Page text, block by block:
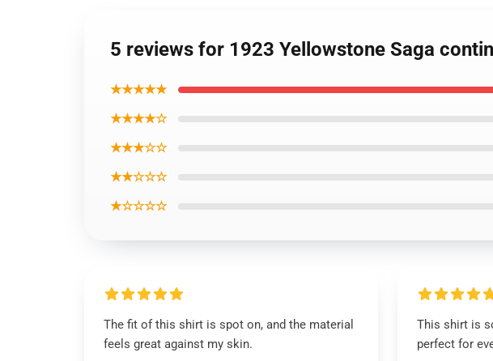
5 reviews for 1923 Yellowstone Saga
★★★★★
★★★★☆
★★★☆☆
★★☆☆☆
★☆☆☆☆
The fit of this shirt is spot on, and the material
feels great against my skin.
This shirt is
perfect for